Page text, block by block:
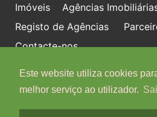
Este website utiliza cookies
melhor serviço ao utilizador.
Imóveis
Agências
Registo de Agências
Contacte-nos
Política de proteção de dados
Livro de Reclamações online
Centro de Informação, Mediação e
Algarve - Edifício Ninho de Empresas,